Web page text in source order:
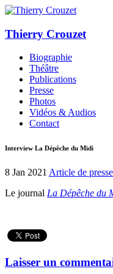
Thierry Crouzet
Biographie
Théâtre
Publications
Presse
Photos
Vidéos & Audios
Contact
Interview La Dépêche du Midi
8 Jan 2021 Article de presse
Le journal La Dépêche du
Laisser un